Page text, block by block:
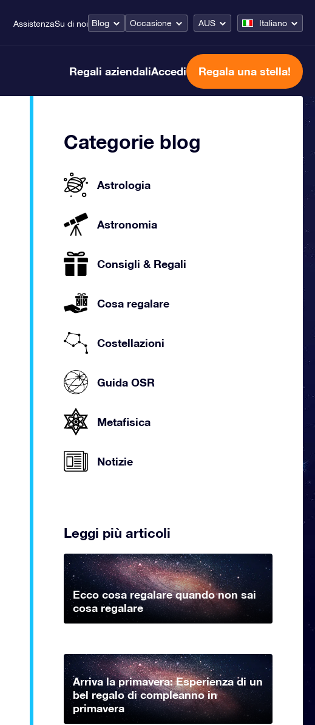
AssistenzaSu di noi Blog Occasione AUS Italiano
Regali aziendaliAccedi Regala una stella!
Categorie blog
Astrologia
Astronomia
Consigli & Regali
Cosa regalare
Costellazioni
Guida OSR
Metafisica
Notizie
Leggi più articoli
Ecco cosa regalare quando non sai
cosa regalare
Arriva la primavera: Esperienza di un
bel regalo di compleanno in
primavera